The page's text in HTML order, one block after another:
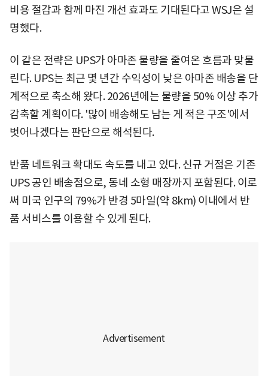
비용 절감과 함께 마진 개선 효과도 기대된다고 WSJ은 설
명했다.
이 같은 전략은 UPS가 아마존 물량을 줄여온 흐름과 맞물
린다. UPS는 최근 몇 년간 수익성이 낮은 아마존 배송을 단
계적으로 축소해 왔다. 2026년에는 물량을 50% 이상 추가
감축할 계획이다. '많이 배송해도 남는 게 적은 구조'에서
벗어나겠다는 판단으로 해석된다.
반품 네트워크 확대도 속도를 내고 있다. 신규 거점은 기존
UPS 공인 배송점으로, 동네 소형 매장까지 포함된다. 이로
써 미국 인구의 79%가 반경 5마일(약 8km) 이내에서 반
품 서비스를 이용할 수 있게 된다.